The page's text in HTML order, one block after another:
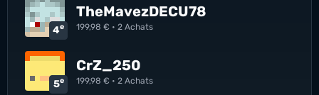
4e
TheMavezDECU78
199,98 € • 2 Achats
5e
CrZ_250
199,98 € • 2 Achats